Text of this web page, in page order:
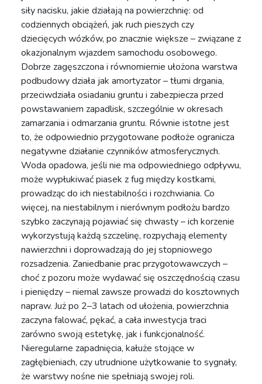
siły nacisku, jakie działają na powierzchnię: od
codziennych obciążeń, jak ruch pieszych czy
dziecięcych wózków, po znacznie większe – związane z
okazjonalnym wjazdem samochodu osobowego.
Dobrze zagęszczona i równomiernie ułożona warstwa
podbudowy działa jak amortyzator – tłumi drgania,
przeciwdziała osiadaniu gruntu i zabezpiecza przed
powstawaniem zapadlisk, szczególnie w okresach
zamarzania i odmarzania gruntu. Równie istotne jest
to, że odpowiednio przygotowane podłoże ogranicza
negatywne działanie czynników atmosferycznych.
Woda opadowa, jeśli nie ma odpowiedniego odpływu,
może wypłukiwać piasek z fug między kostkami,
prowadząc do ich niestabilności i rozchwiania. Co
więcej, na niestabilnym i nierównym podłożu bardzo
szybko zaczynają pojawiać się chwasty – ich korzenie
wykorzystują każdą szczelinę, rozpychają elementy
nawierzchni i doprowadzają do jej stopniowego
rozsadzenia. Zaniedbanie prac przygotowawczych –
choć z pozoru może wydawać się oszczędnością czasu
i pieniędzy – niemal zawsze prowadzi do kosztownych
napraw. Już po 2–3 latach od ułożenia, powierzchnia
zaczyna falować, pękać, a cała inwestycja traci
zarówno swoją estetykę, jak i funkcjonalność.
Nieregularne zapadnięcia, kałuże stojące w
zagłębieniach, czy utrudnione użytkowanie to sygnały,
że warstwy nośne nie spełniają swojej roli.